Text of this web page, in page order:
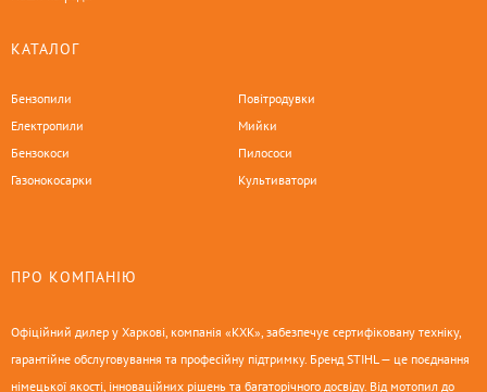
КАТАЛОГ
Бензопили
Електропили
Бензокоси
Газонокосарки
Повітродувки
Мийки
Пилососи
Культиватори
ПРО КОМПАНІЮ
Офіційний дилер у Харкові, компанія «КХК», забезпечує сертифіковану техніку,
гарантійне обслуговування та професійну підтримку. Бренд STIHL — це поєднання
німецької якості, інноваційних рішень та багаторічного досвіду. Від мотопил до